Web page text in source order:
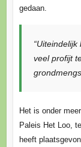
gedaan.
veel profijt
Het is onder
Paleis Het Loo,
heeft